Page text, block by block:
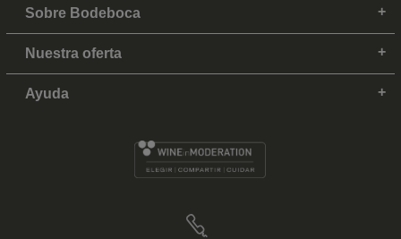
Sobre Bodeboca
Nuestra oferta
Ayuda